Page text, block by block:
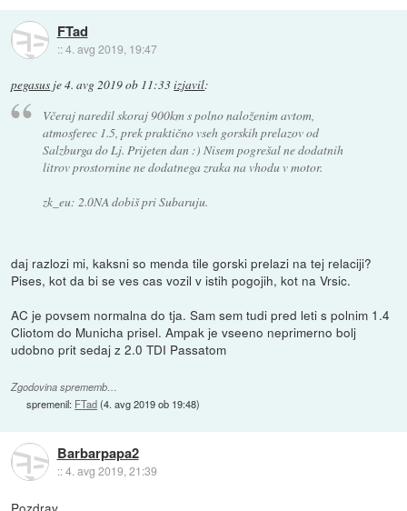
FTad
::4. avg 2019, 19:47
pegasus je4. avg 2019 ob 11:33izjavil:
Včeraj naredil skoraj 900km s polno naloženim avtom,
atmosferec 1.5, prek praktično vseh gorskih prelazov od
Salzburga do Lj. Prijeten dan :) Nisem pogrešal ne dodatnih
litrov prostornine ne dodatnega zraka na vhodu v motor.
zk_eu: 2.0NA dobiš pri Subaruju.
daj razlozi mi, kaksni so menda tile gorski prelazi na tej relaciji?
Pises, kot da bi se ves cas vozil v istih pogojih, kot na Vrsic.
AC je povsem normalna do tja. Sam sem tudi pred leti s polnim 1.4
Cliotom do Municha prisel. Ampak je vseeno neprimerno bolj
udobno prit sedaj z 2.0 TDI Passatom
Zgodovina sprememb…
spremenil: FTad(4. avg 2019 ob 19:48)
Barbarpapa2
::4. avg 2019, 21:39
Pozdrav